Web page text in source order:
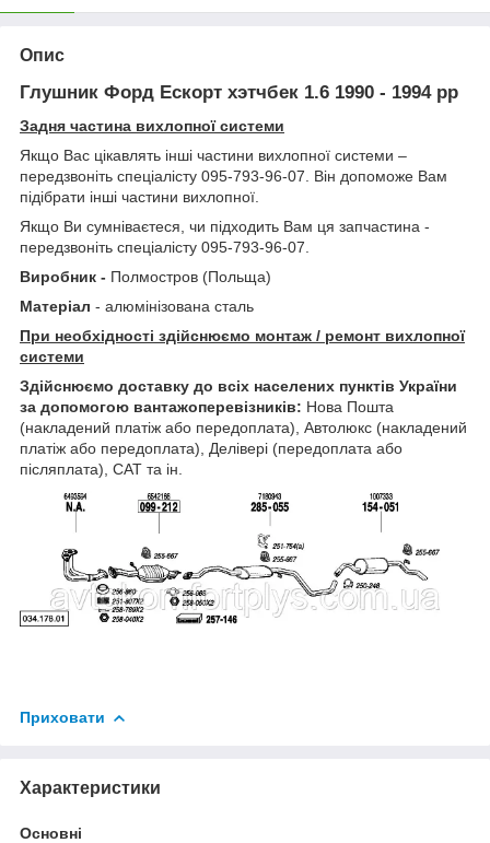
Опис
Глушник Форд Ескорт хэтчбек 1.6 1990 - 1994 рр
Задня частина вихлопної системи
Якщо Вас цікавлять інші частини вихлопної системи –
передзвоніть спеціалісту 095-793-96-07. Він допоможе Вам
підібрати інші частини вихлопної.
Якщо Ви сумніваєтеся, чи підходить Вам ця запчастина -
передзвоніть спеціалісту 095-793-96-07.
Виробник - Полмостров (Польща)
Матеріал - алюмінізована сталь
При необхідності здійснюємо монтаж / ремонт вихлопної
системи
Здійснюємо доставку до всіх населених пунктів України
за допомогою вантажоперевізників: Нова Пошта
(накладений платіж або передоплата), Автолюкс (накладений
платіж або передоплата), Делівері (передоплата або
післяплата), САТ та ін.
Приховати
Характеристики
Основні